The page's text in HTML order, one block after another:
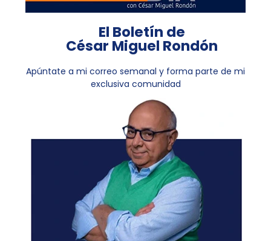
El Boletín de
César Miguel Rondón
Apúntate a mi correo semanal y forma parte de mi
exclusiva comunidad